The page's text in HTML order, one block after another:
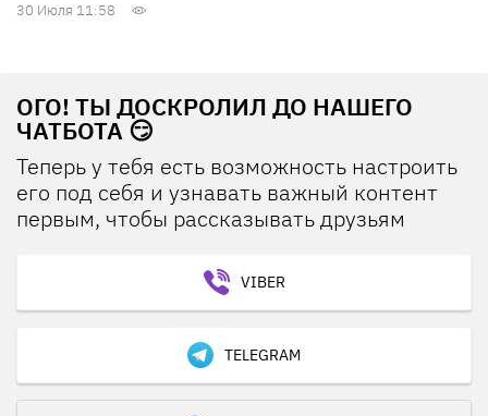
30 Июля 11:58
ОГО! ТЫ ДОСКРОЛИЛ ДО НАШЕГО
ЧАТБОТА 😏
Теперь у тебя есть возможность настроить
его под себя и узнавать важный контент
первым, чтобы рассказывать друзьям
VIBER
TELEGRAM